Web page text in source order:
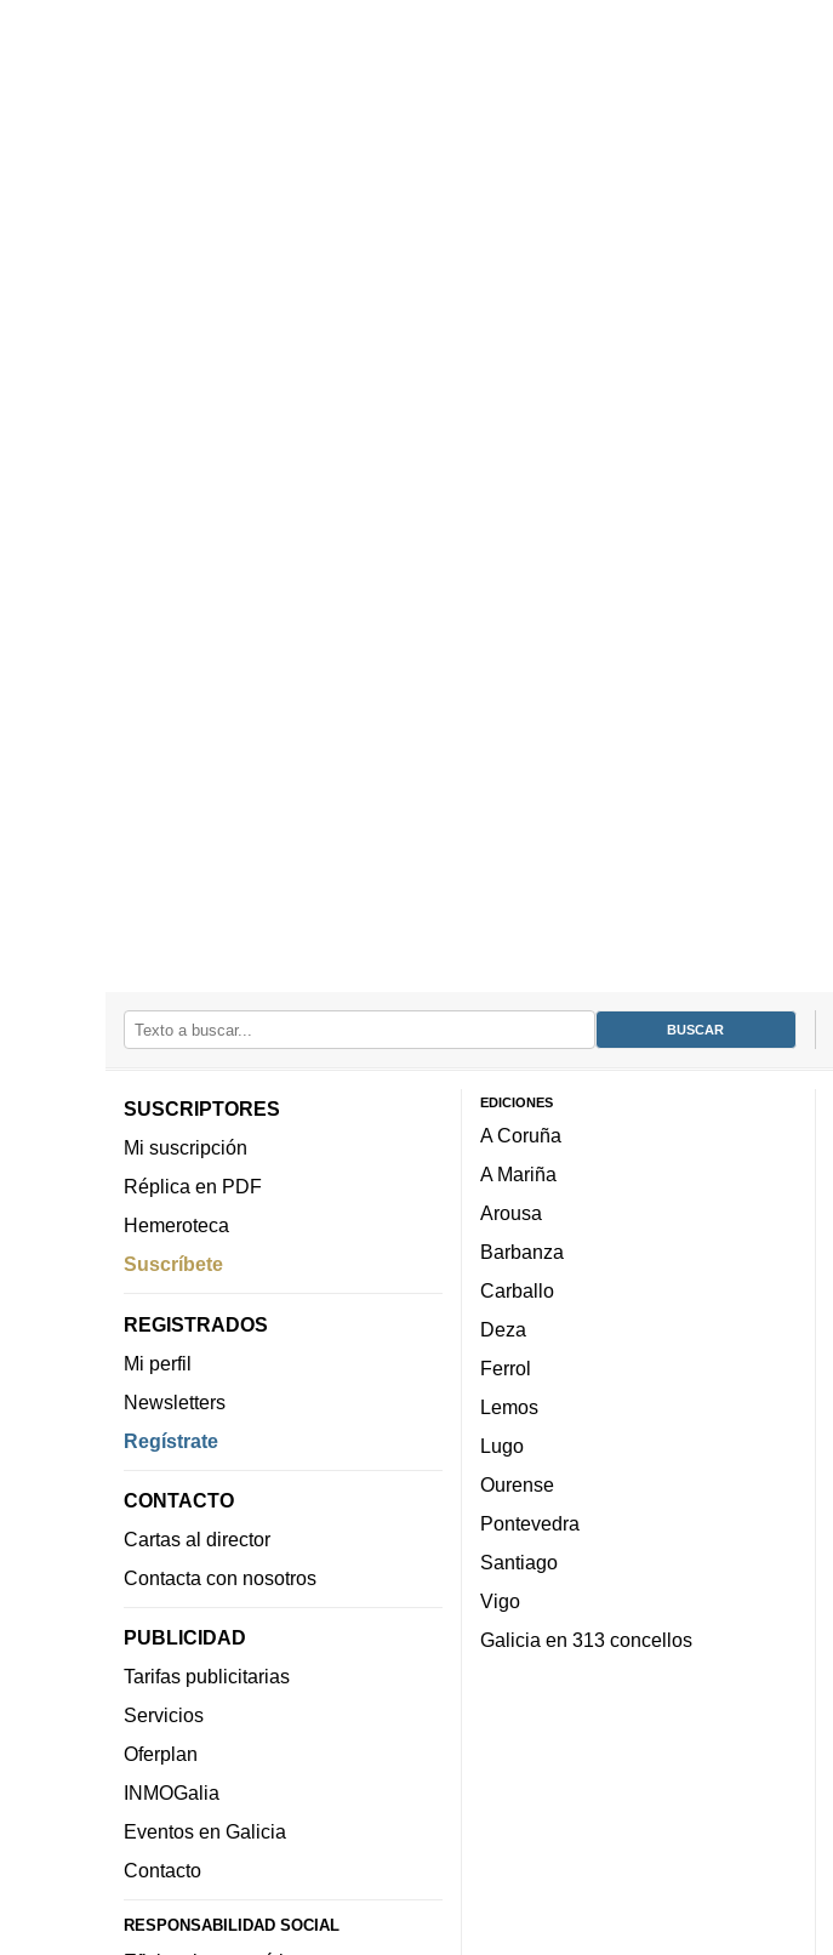
SUSCRIPTORES
Mi suscripción
Réplica en PDF
Hemeroteca
Suscríbete
REGISTRADOS
Mi perfil
Newsletters
Regístrate
CONTACTO
Cartas al director
Contacta con nosotros
PUBLICIDAD
Tarifas publicitarias
Servicios
Oferplan
INMOGalia
Eventos en Galicia
Contacto
RESPONSABILIDAD SOCIAL
EDICIONES
A Coruña
A Mariña
Arousa
Barbanza
Carballo
Deza
Ferrol
Lemos
Lugo
Ourense
Pontevedra
Santiago
Vigo
Galicia en 313 concellos